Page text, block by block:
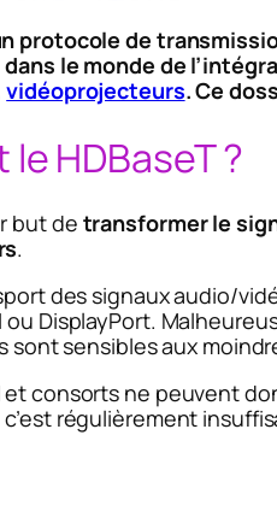
protocole de
le monde de
vidéoprojecteurs. Ce
HDBaseT ?
but de transformer le
.
des signaux audio/
ou DisplayPort.
sont sensibles aux
et consorts ne peuvent
régulièrement